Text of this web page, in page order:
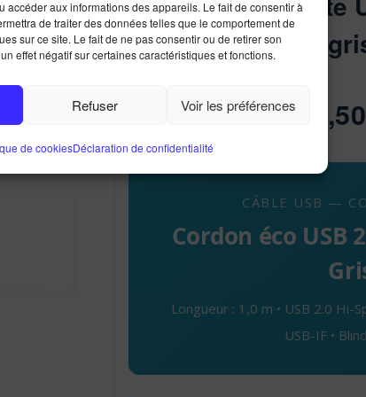
accéder aux informations des appareils. Le fait de consentir à
de traiter des données telles que le comportement de
sur ce site. Le fait de ne pas consentir ou de retirer son
effet négatif sur certaines caractéristiques et fonctions.
Refuser Voir les préférences
de cookiesDéclaration de confidentialité
CÂBLE USB —
Cordon éco USB
Longueur : 1,0 m • USB 2.0 Hi-
USB-IF •